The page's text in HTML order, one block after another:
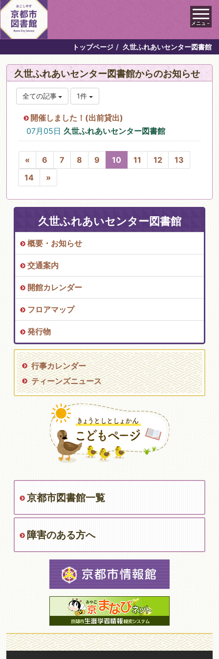
メニュ－
トップページ 久世ふれあいセンター図書館
久世ふれあいセンター図書館からのお知らせ
全ての記事 1件
開催しました！(出前貸出)
07月05日 久世ふれあいセンター図書館
« 6 7 8 9 10 11 12
13
14
»
久世ふれあいセンター図書館
概要・お知らせ
交通案内
開館カレンダー
フロアマップ
発行物
行事カレンダー
ティーンズニュース
京都市図書館一覧
障害のある方へ